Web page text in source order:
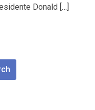
Donald […]